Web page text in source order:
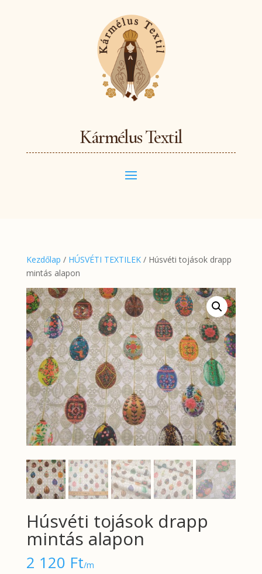
Kármélus Textil
Kezdőlap / HÚSVÉTI TEXTILEK/ Húsvéti tojások drapp
mintás alapon
Húsvéti tojások drapp
mintás alapon
2 120 Ft/m